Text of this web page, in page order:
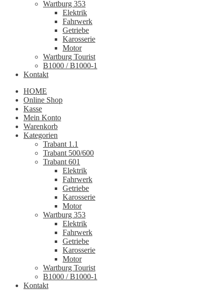
Wartburg 353
Elektrik
Fahrwerk
Getriebe
Karosserie
Motor
Wartburg Tourist
B1000 / B1000-1
Kontakt
HOME
Online Shop
Kasse
Mein Konto
Warenkorb
Kategorien
Trabant 1.1
Trabant 500/600
Trabant 601
Elektrik
Fahrwerk
Getriebe
Karosserie
Motor
Wartburg 353
Elektrik
Fahrwerk
Getriebe
Karosserie
Motor
Wartburg Tourist
B1000 / B1000-1
Kontakt